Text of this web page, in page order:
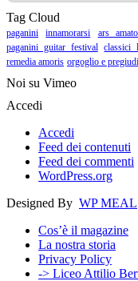
Tag Cloud
paganini innamorarsi ars
paganini guitar festival classici
remedia amoris orgoglio e
Noi su Vimeo
Accedi
Accedi
Feed dei contenuti
Feed dei commenti
WordPress.org
Designed By WP MEAL
Cos’è il magazine
La nostra storia
Privacy Policy
-> Liceo Attilio